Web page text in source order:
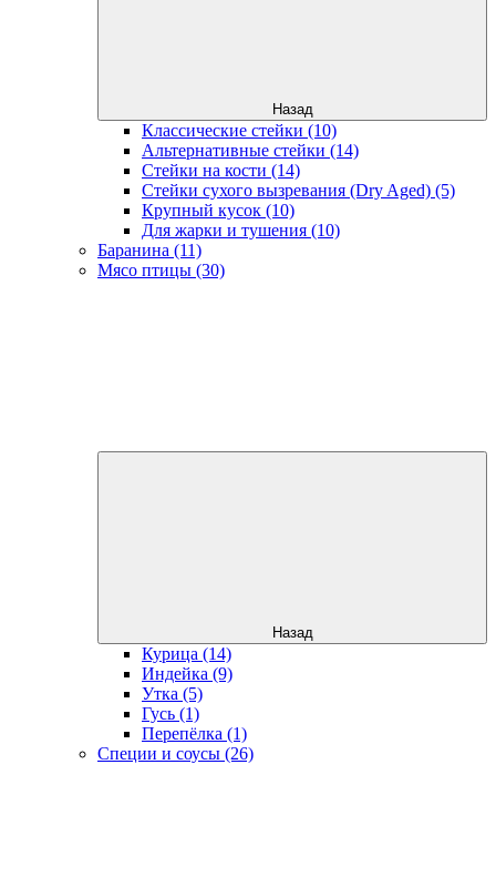
Назад
Классические стейки (10)
Альтернативные стейки (14)
Стейки на кости (14)
Стейки сухого вызревания (Dry Aged) (5)
Крупный кусок (10)
Для жарки и тушения (10)
Баранина (11)
Мясо птицы (30)
Назад
Курица (14)
Индейка (9)
Утка (5)
Гусь (1)
Перепёлка (1)
Специи и соусы (26)